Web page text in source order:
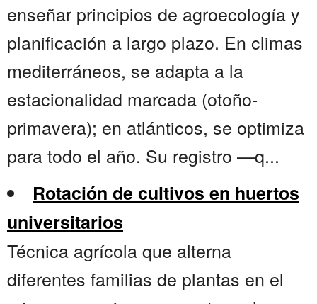
enseñar principios de agroecología y
planificación a largo plazo. En climas
mediterráneos, se adapta a la
estacionalidad marcada (otoño-
primavera); en atlánticos, se optimiza
para todo el año. Su registro —q...
Rotación de cultivos en huertos
universitarios
Técnica agrícola que alterna
diferentes familias de plantas en el